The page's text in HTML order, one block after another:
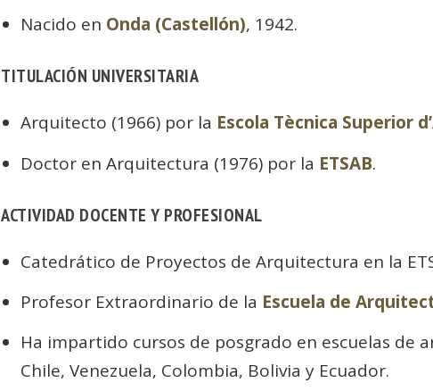
Nacido en Onda (Castellón), 1942.
TITULACIÓN UNIVERSITARIA
Arquitecto (1966) por la Escola Tècnica Superior
Doctor en Arquitectura (1976) por la ETSAB.
ACTIVIDAD DOCENTE Y PROFESIONAL
Catedrático de Proyectos de Arquitectura en la
Profesor Extraordinario de la Escuela de
Ha impartido cursos de posgrado en escuelas de
Chile, Venezuela, Colombia, Bolivia y Ecuador.